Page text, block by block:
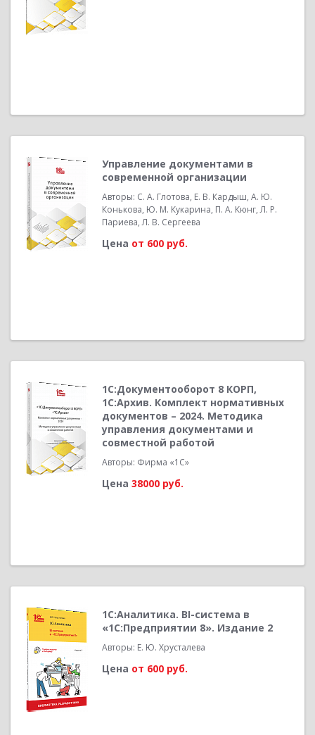
Управление документами в
современной организации
Авторы: С. А. Глотова, Е. В. Кардыш, А. Ю.
Конькова, Ю. М. Кукарина, П. А. Кюнг, Л. Р.
Париева, Л. В. Сергеева
Цена от 600 руб.
1С:Документооборот 8 КОРП,
1С:Архив. Комплект нормативных
документов – 2024. Методика
управления документами и
совместной работой
Авторы: Фирма «1С»
Цена 38000 руб.
1С:Аналитика. BI-система в
«1С:Предприятии 8». Издание 2
Авторы: Е. Ю. Хрусталева
Цена от 600 руб.